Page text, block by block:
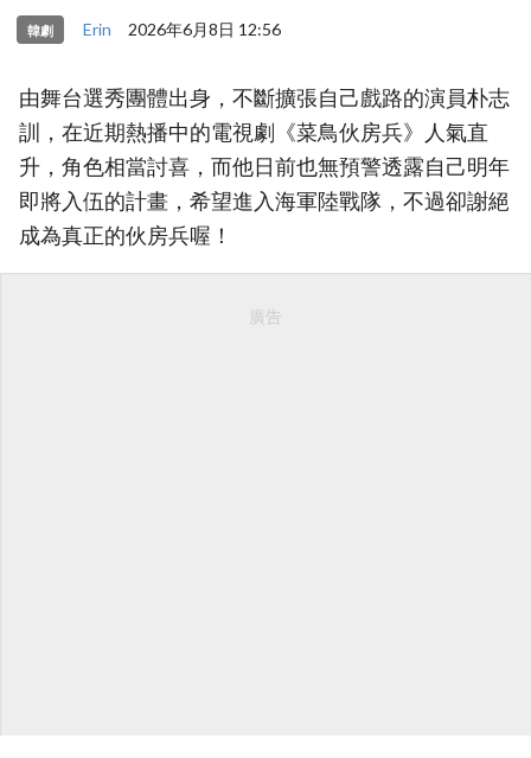
韓劇 Erin 2026年6月8日 12:56
由舞台選秀團體出身，不斷擴張自己戲路的演員朴志
訓，在近期熱播中的電視劇《菜鳥伙房兵》人氣直
升，角色相當討喜，而他日前也無預警透露自己明年
即將入伍的計畫，希望進入海軍陸戰隊，不過卻謝絕
成為真正的伙房兵喔！
廣告